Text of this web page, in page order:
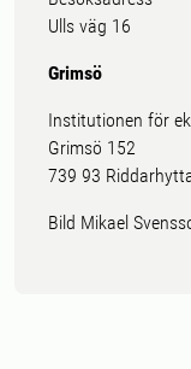
Ulls väg 16
Grimsö
Institutionen för
Grimsö 152
739 93
Bild Mikael